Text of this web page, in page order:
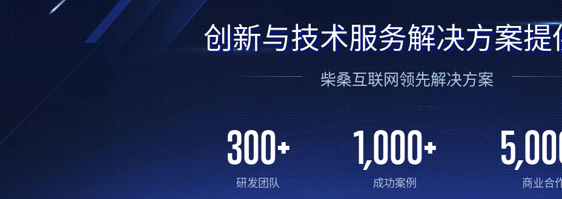
创新与技术服务解决方案提
柴桑互联网领先解决方案
300+
研发团队
1,000+
成功案例 商业合